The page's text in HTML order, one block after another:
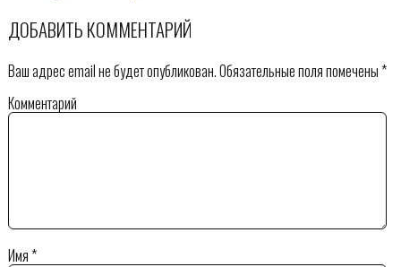
ДОБАВИТЬ КОММЕНТАРИЙ
Ваш адрес email не будет опубликован.Обязательные поля помечены*
Комментарий
Имя*